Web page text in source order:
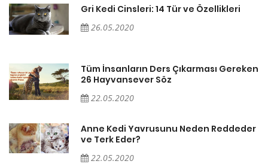
Gri Kedi Cinsleri: 14 Tür ve Özellikleri
26.05.2020
Tüm İnsanların Ders Çıkarması Gereken
26 Hayvansever Söz
22.05.2020
Anne Kedi Yavrusunu Neden Reddeder
ve Terk Eder?
22.05.2020